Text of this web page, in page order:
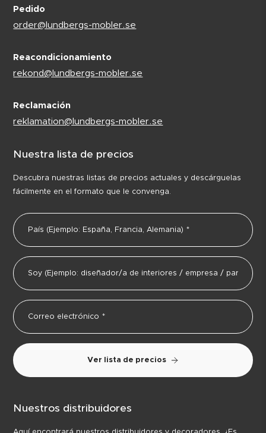
Pedido
order@lundbergs-mobler.se
Reacondicionamiento
rekond@lundbergs-mobler.se
Reclamación
reklamation@lundbergs-mobler.se
Nuestra lista de precios
Descubra nuestras listas de precios actuales y descárguelas
fácilmente en el formato que le convenga.
Ver lista de precios
Nuestros distribuidores